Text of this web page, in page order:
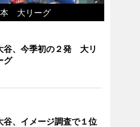
本 大リーグ
谷、今季初の２発 大リ
グ
谷、イメージ調査で１位